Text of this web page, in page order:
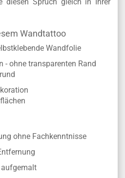
Wandtattoo
Wandfolie
- ohne transparenten Rand
ohne Fachkenntnisse